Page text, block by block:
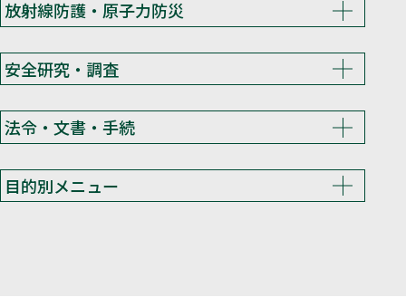
放射線防護・原子力防災
安全研究・調査
法令・文書・手続
目的別メニュー